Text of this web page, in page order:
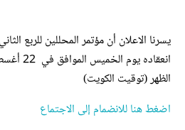
الظهر (توقيت الكويت)
اضغط هنا للانضمام إلى الاجتماع